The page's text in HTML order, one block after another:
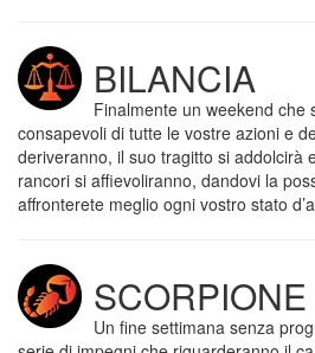
BILANCIA
Finalmente un weekend
consapevoli di tutte le vostre azioni e
deriveranno, il suo tragitto si addolcirà
rancori si affievoliranno, dandovi la
affronterete meglio ogni vostro stato
SCORPIONE
Un fine settimana senza